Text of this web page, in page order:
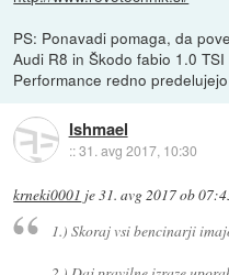
PS: Ponavadi pomaga, da
Audi R8 in Škodo fabio 1.0
Performance redno
Ishmael
::31. avg 2017, 10:30
krneki0001 je31. avg 2017 ob
1.) Skoraj vsi bencinarji